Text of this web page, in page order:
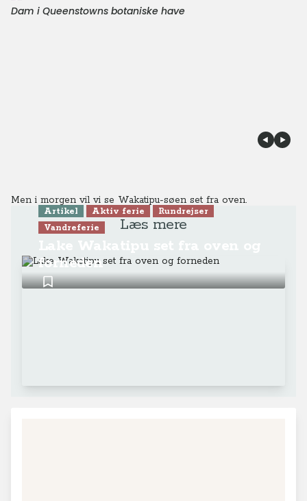
Dam i Queenstowns botaniske have
Men i morgen vil vi se Wakatipu-søen set fra oven.
Læs mere
Artikel Aktiv ferie
Rundrejser
Vandreferie
forneden